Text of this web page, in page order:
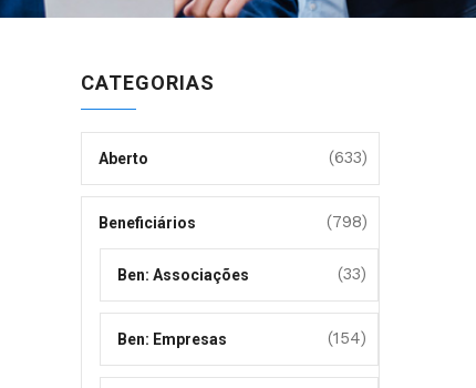
CATEGORIAS
Aberto (633)
Beneficiários (798)
Ben: Associações (33)
Ben: Empresas (154)